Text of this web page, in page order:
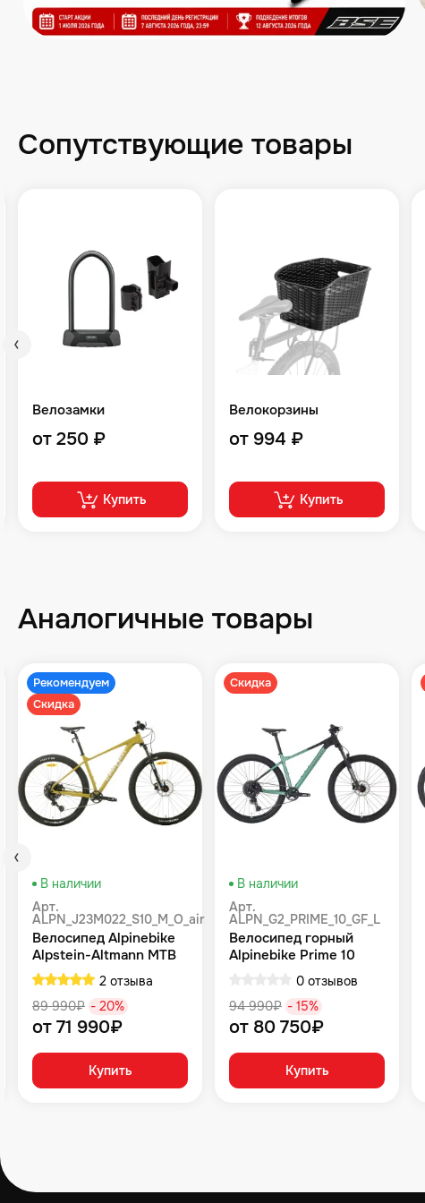
Сопутствующие товары
Велозамки
от 250 ₽
Купить
Велокорзины
от 994 ₽
Купить
Аналогичные товары
Рекомендуем
Скидка
В наличии
Арт.
ALPN_J23M022_S10_M_O_air
Велосипед Alpinebike
Alpstein-Altmann MTB
10 air цвет оливковый
2 отзыва
89 990₽ - 20%
от 71 990₽
Купить
Скидка
В наличии
Арт.
ALPN_G2_PRIME_10_GF_L
Велосипед горный
Alpinebike Prime 10
туманный зеленый
0 отзывов
94 990₽ - 15%
от 80 750₽
Купить